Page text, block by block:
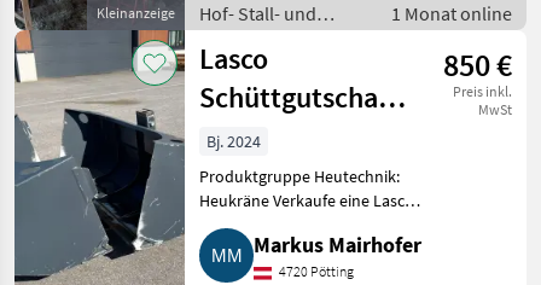
Kleinanzeige
Hof- Stall- und
Weidetechnik /
Heutechnik
1 Monat online
Lasco
Schüttgutschaufel
0,75 m³
850 €
Preis inkl.
MwSt
Bj. 2024
Produktgruppe Heutechnik:
Heukräne Verkaufe eine Lasco
Schüttgutschaufel, passend zu
Lasco Heukran. Funktioniert
perfekt für Trocknungsanlagen
Markus Mairhofer
4720 Pötting